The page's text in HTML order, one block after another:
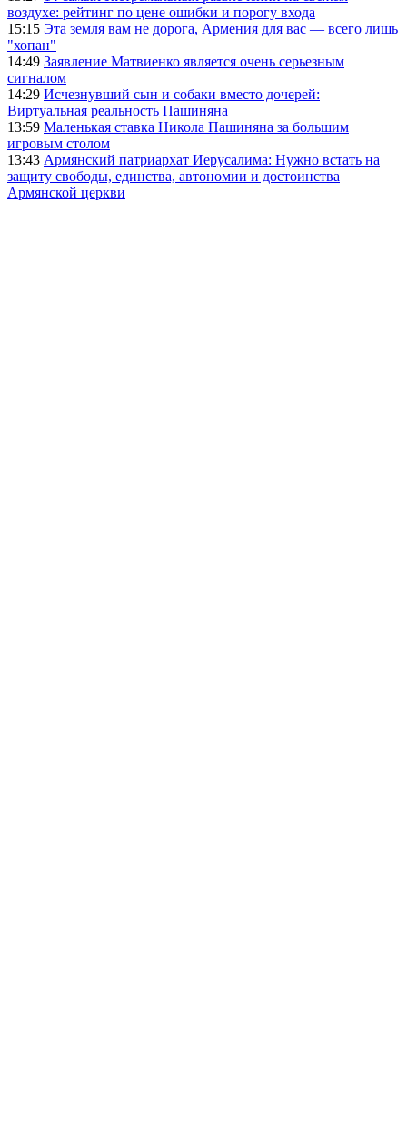
воздухе: рейтинг по цене ошибки и порогу входа
15:15 Эта земля вам не дорога, Армения для вас — всего лишь
"хопан"
14:49 Заявление Матвиенко является очень серьезным
сигналом
14:29 Исчезнувший сын и собаки вместо дочерей:
Виртуальная реальность Пашиняна
13:59 Маленькая ставка Никола Пашиняна за большим
игровым столом
13:43 Армянский патриархат Иерусалима: Нужно встать на
защиту свободы, единства, автономии и достоинства
Армянской церкви